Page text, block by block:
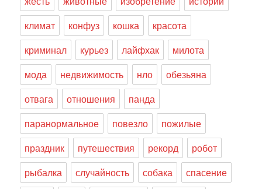
климат
конфуз кошка
красота
криминал
курьез лайфхак
милота
мода
недвижимость нло
обезьяна
отвага
отношения
панда
паранормальное
повезло
пожилые
праздник
путешествия рекорд
робот
рыбалка
случайность собака
спасение